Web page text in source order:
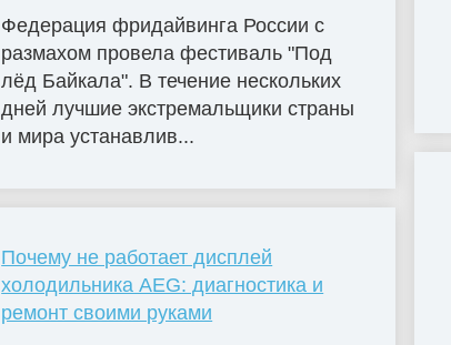
Федерация фридайвинга России с
размахом провела фестиваль "Под
лёд Байкала". В течение нескольких
дней лучшие экстремальщики страны
и мира устанавлив...
Почему не работает дисплей
холодильника AEG: диагностика и
ремонт своими руками